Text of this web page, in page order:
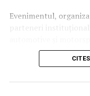
Evenimentul,
parteneri
principal
practică și accesibilă